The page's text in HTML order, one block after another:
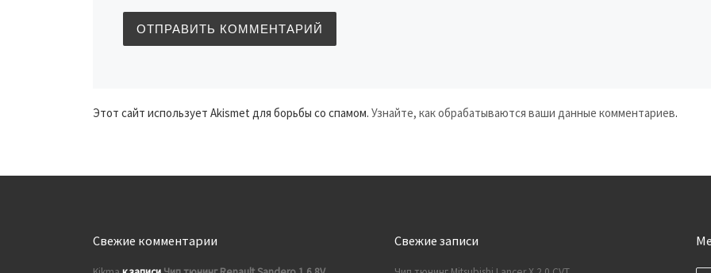
Этот сайт использует Akismet для борьбы со спамом. Узнайте, как обрабатываются ваши данные комментариев.
Свежие комментарии Свежие записи